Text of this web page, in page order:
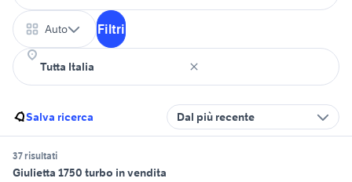
Auto Filtri
Salva ricerca Dal più recente
37 risultati
Giulietta 1750 turbo in vendita